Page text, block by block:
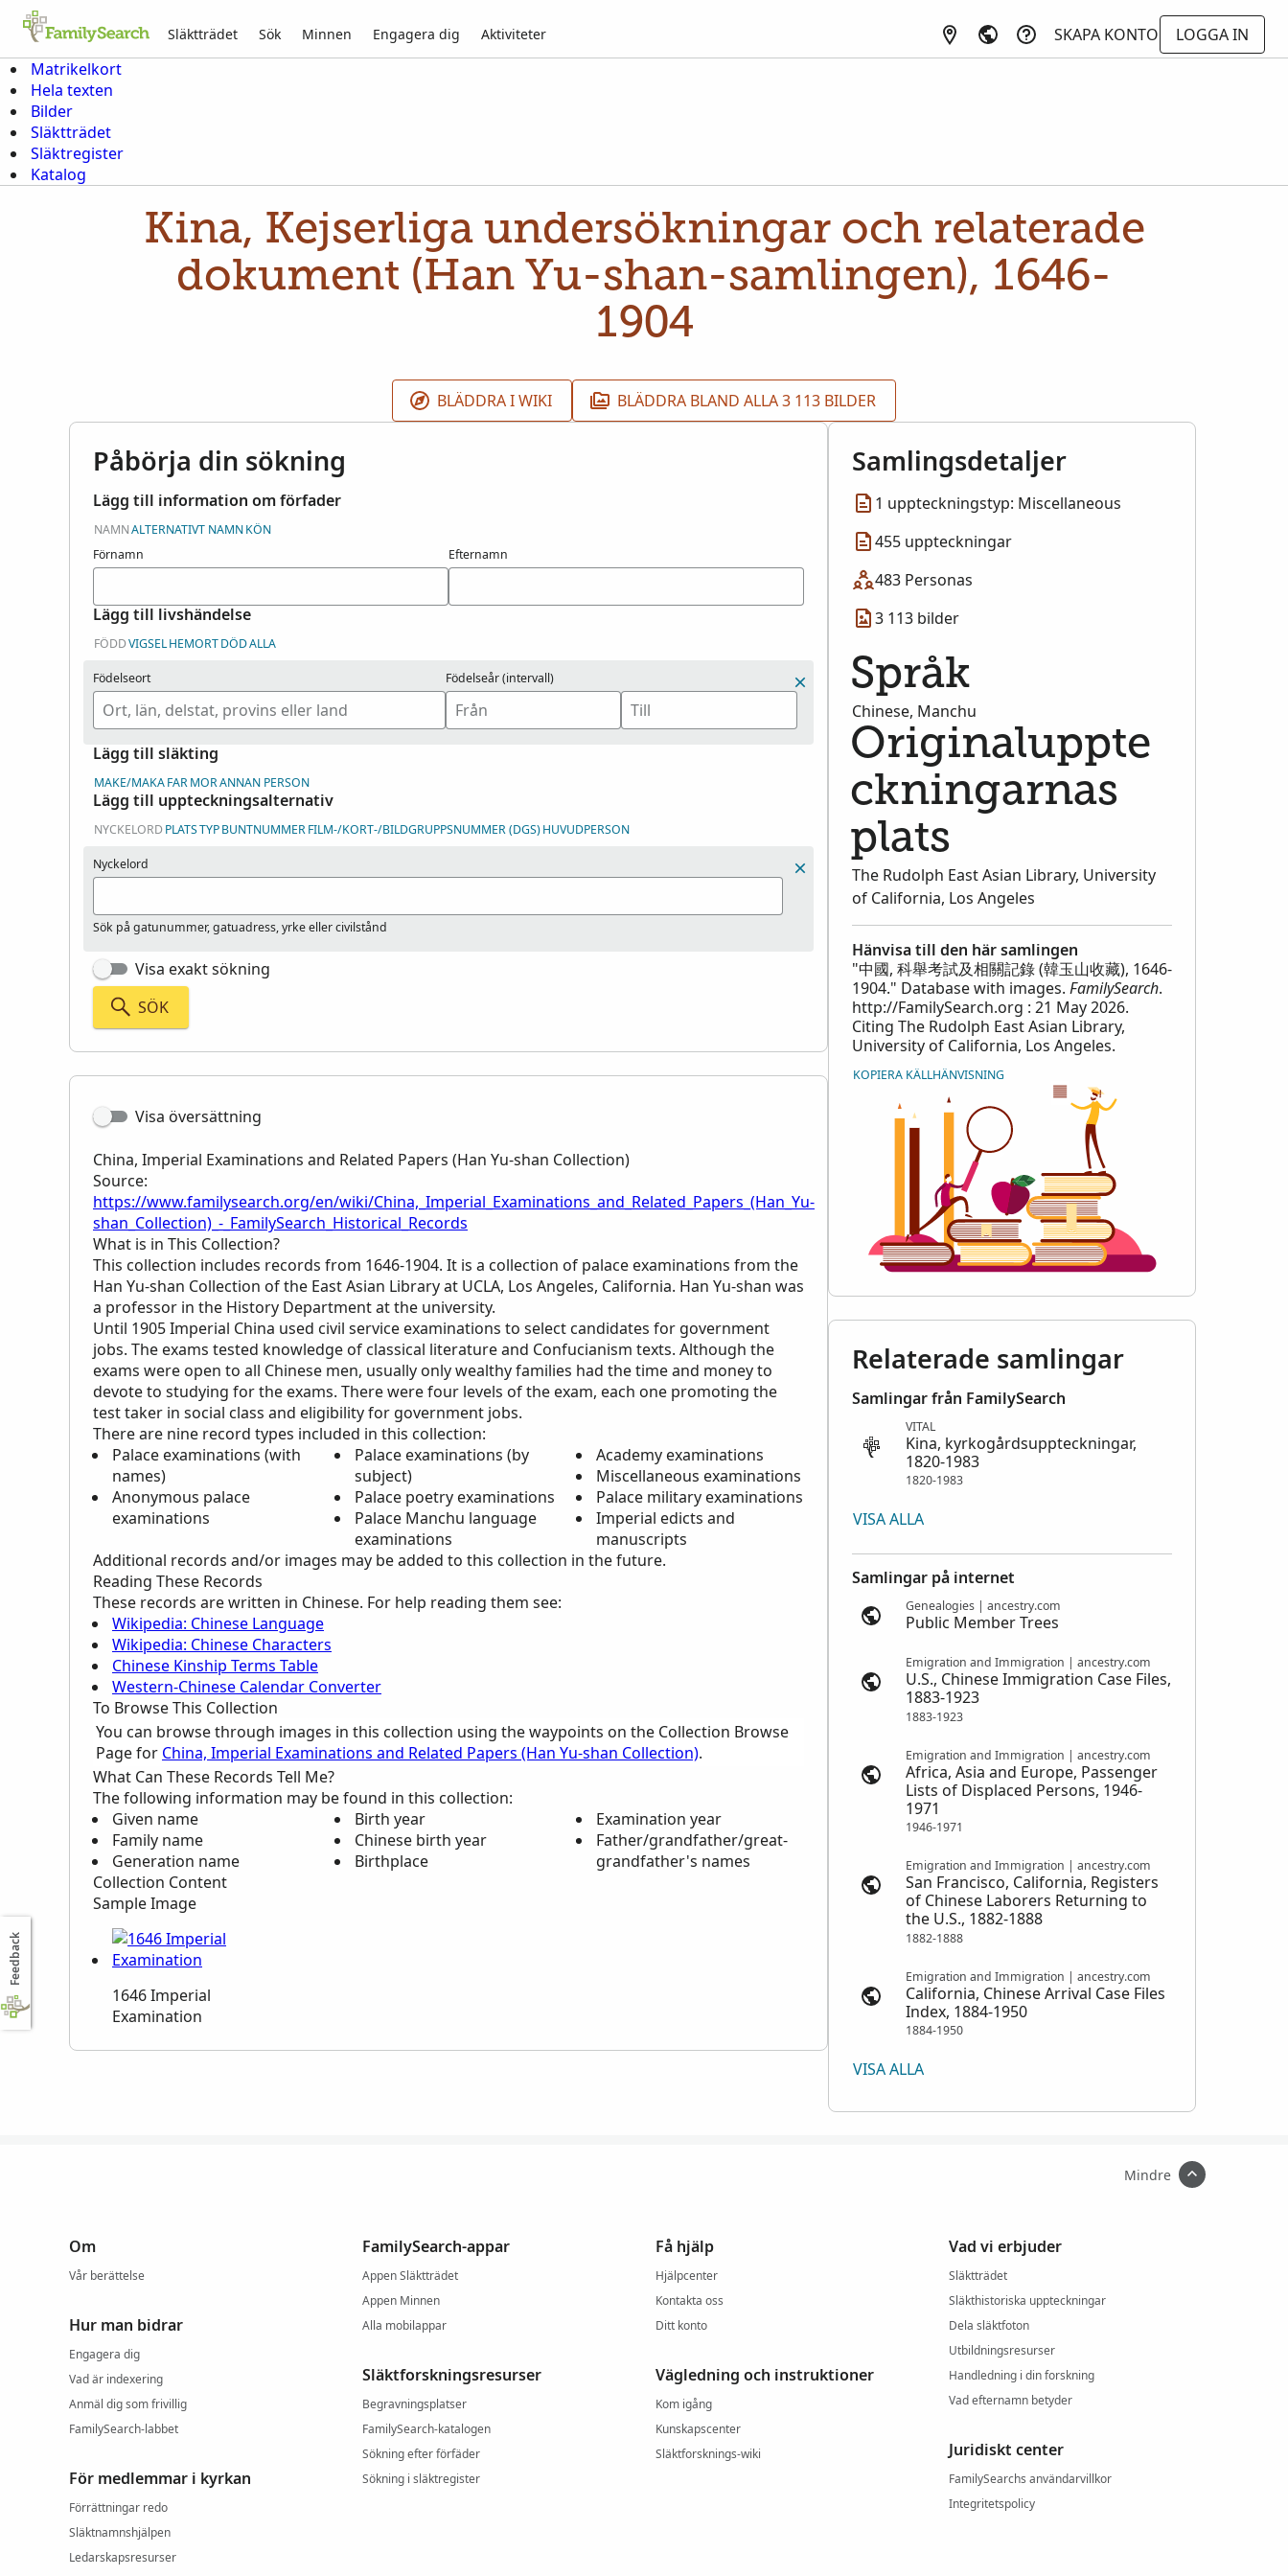
Släktträdet Sök Minnen Engagera dig Aktiviteter SKAPA KONTO
LOGGA IN
Matrikelkort
Hela texten
Bilder
Släktträdet
Släktregister
Katalog
Kina, Kejserliga undersökningar och relaterade
dokument (Han Yu-shan-samlingen), 1646-
1904
BLÄDDRA I WIKI BLÄDDRA BLAND ALLA 3 113 BILDER
Påbörja din sökning
Lägg till information om förfader
NAMNALTERNATIVT NAMNKÖN
Förnamn
Efternamn
Lägg till livshändelse
FÖDDVIGSELHEMORTDÖDALLA
Födelseort Födelseår (intervall)
Lägg till släkting
MAKE/MAKAFARMORANNAN PERSON
Lägg till uppteckningsalternativ
NYCKELORDPLATSTYPBUNTNUMMERFILM-/KORT-/BILDGRUPPSNUMMER (DGS)HUVUDPERSON
Nyckelord
Sök på gatunummer, gatuadress, yrke eller civilstånd
Visa exakt sökning
SÖK
Visa översättning
China, Imperial Examinations and Related Papers (Han Yu-shan Collection)
Source:
https://www.familysearch.org/en/wiki/China,_Imperial_Examinations_and_Related_Papers_(Han_Yu-
shan_Collection)_-_FamilySearch_Historical_Records
What is in This Collection?
This collection includes records from 1646-1904. It is a collection of palace examinations from the
Han Yu-shan Collection of the East Asian Library at UCLA, Los Angeles, California. Han Yu-shan was
a professor in the History Department at the university.
Until 1905 Imperial China used civil service examinations to select candidates for government
jobs. The exams tested knowledge of classical literature and Confucianism texts. Although the
exams were open to all Chinese men, usually only wealthy families had the time and money to
devote to studying for the exams. There were four levels of the exam, each one promoting the
test taker in social class and eligibility for government jobs.
There are nine record types included in this collection:
Palace examinations (with
names)
Anonymous palace
examinations
Palace examinations (by
subject)
Palace poetry examinations
Palace Manchu language
examinations
Academy examinations
Miscellaneous examinations
Palace military examinations
Imperial edicts and
manuscripts
Additional records and/or images may be added to this collection in the future.
Reading These Records
These records are written in Chinese. For help reading them see:
Wikipedia: Chinese Language
Wikipedia: Chinese Characters
Chinese Kinship Terms Table
Western-Chinese Calendar Converter
To Browse This Collection
You can browse through images in this collection using the waypoints on the Collection Browse
Page for China, Imperial Examinations and Related Papers (Han Yu-shan Collection).
What Can These Records Tell Me?
The following information may be found in this collection:
Given name
Family name
Generation name
Birth year
Chinese birth year
Birthplace
Examination year
Father/grandfather/great-
grandfather's names
Collection Content
Sample Image
1646 Imperial
Examination
Samlingsdetaljer
1 uppteckningstyp: Miscellaneous
455 uppteckningar
483 Personas
3 113 bilder
Språk
Chinese, Manchu
Originaluppte
ckningarnas
plats
The Rudolph East Asian Library, University
of California, Los Angeles
Hänvisa till den här samlingen
"中國, 科舉考試及相關記錄 (韓玉山收藏), 1646-
1904." Database with images. FamilySearch.
http://FamilySearch.org : 21 May 2026.
Citing The Rudolph East Asian Library,
University of California, Los Angeles.
KOPIERA KÄLLHÄNVISNING
Relaterade samlingar
Samlingar från FamilySearch
VITAL
Kina, kyrkogårdsuppteckningar,
1820-1983
1820-1983
VISA ALLA
Samlingar på internet
Genealogies | ancestry.com
Public Member Trees
Emigration and Immigration | ancestry.com
U.S., Chinese Immigration Case Files,
1883-1923
1883-1923
Emigration and Immigration | ancestry.com
Africa, Asia and Europe, Passenger
Lists of Displaced Persons, 1946-
1971
1946-1971
Emigration and Immigration | ancestry.com
San Francisco, California, Registers
of Chinese Laborers Returning to
the U.S., 1882-1888
1882-1888
Emigration and Immigration | ancestry.com
California, Chinese Arrival Case Files
Index, 1884-1950
1884-1950
VISA ALLA
Mindre
Om
Vår berättelse
Hur man bidrar
Engagera dig
Vad är indexering
Anmäl dig som frivillig
FamilySearch-labbet
För medlemmar i kyrkan
Förrättningar redo
Släktnamnshjälpen
Ledarskapsresurser
FamilySearch-appar
Appen Släktträdet
Appen Minnen
Alla mobilappar
Släktforskningsresurser
Begravningsplatser
FamilySearch-katalogen
Sökning efter förfäder
Sökning i släktregister
Få hjälp
Hjälpcenter
Kontakta oss
Ditt konto
Vägledning och instruktioner
Kom igång
Kunskapscenter
Släktforsknings-wiki
Vad vi erbjuder
Släktträdet
Släkthistoriska uppteckningar
Dela släktfoton
Utbildningsresurser
Handledning i din forskning
Vad efternamn betyder
Juridiskt center
FamilySearchs användarvillkor
Integritetspolicy
Feedback